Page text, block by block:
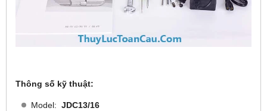
Thông số kỹ thuật:
Model: JDC13/16